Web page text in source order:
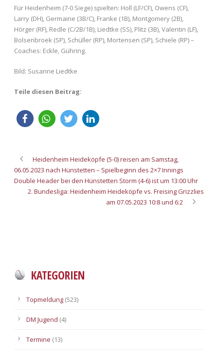
Für Heidenheim (7-0 Siege) spielten: Holl (LF/CF), Owens (CF),
Larry (DH), Germaine (3B/C), Franke (1B), Montgomery (2B),
Hörger (RF), Redle (C/2B/1B), Liedtke (SS), Plitz (3B), Valentin (LF),
Bolsenbroek (SP), Schüller (RP), Mortensen (SP), Schiele (RP) –
Coaches: Eckle, Gühring.
Bild: Susanne Liedtke
Teile diesen Beitrag:
Heidenheim Heideköpfe (5-0) reisen am Samstag,
06.05.2023 nach Hünstetten – Spielbeginn des 2×7 Innings
Double Header bei den Hünstetten Storm (4-6) ist um 13:00 Uhr
2. Bundesliga: Heidenheim Heideköpfe vs. Freising Grizzlies
am 07.05.2023 10:8 und 6:2
KATEGORIEN
Topmeldung (523)
DM Jugend (4)
Termine (13)